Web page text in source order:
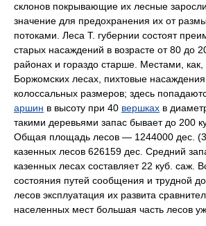
склонов покрывающие их лесные
значение для предохранения их от
потоками. Леса Т. губернии состоят
старых насаждений в возрасте от 80 до
районах и гораздо старше. Местами,
Боржомских лесах, пихтовые
колоссальных размеров; здесь
аршин в высоту при 40 вершках в
такими деревьями запас бывает до 200
Общая площадь лесов — 1244000 дес.
казенных лесов 626159 дес. Средний
казенных лесах составляет 22 куб. саж.
состояния путей сообщения и трудной
лесов эксплуатация их развита
населенных мест большая часть лесов